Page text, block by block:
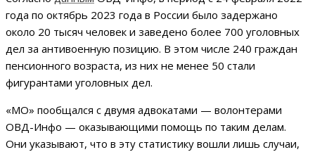
года по октябрь 2023 года в России было задержано
около 20 тысяч человек и заведено более 700 уголовных
дел за антивоенную позицию. В этом числе 240 граждан
пенсионного возраста, из них не менее 50 стали
фигурантами уголовных дел.
«МО» пообщался с двумя адвокатами — волонтерами
ОВД-Инфо — оказывающими помощь по таким делам.
Они указывают, что в эту статистику вошли лишь случаи,